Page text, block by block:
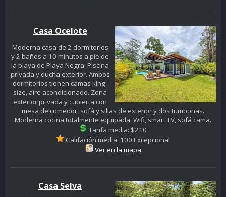
Casa Ocelote
Moderna casa de 2 dormitorios
y 2 baños a 10 minutos a pie de
la playa de Playa Negra. Piscina
privada y ducha exterior. Ambos
dormitorios tienen camas king-
size, aire acondicionado. Zona
exterior privada y cubierta con
mesa de comedor, sofá y sillas de exterior y dos tumbonas.
Moderna cocina totalmente equipada. Wifi, smart TV, sofá cama.
Tarifa media: $210
Califación media: 100 Excepcional
Ver en la mapa
Casa Selva